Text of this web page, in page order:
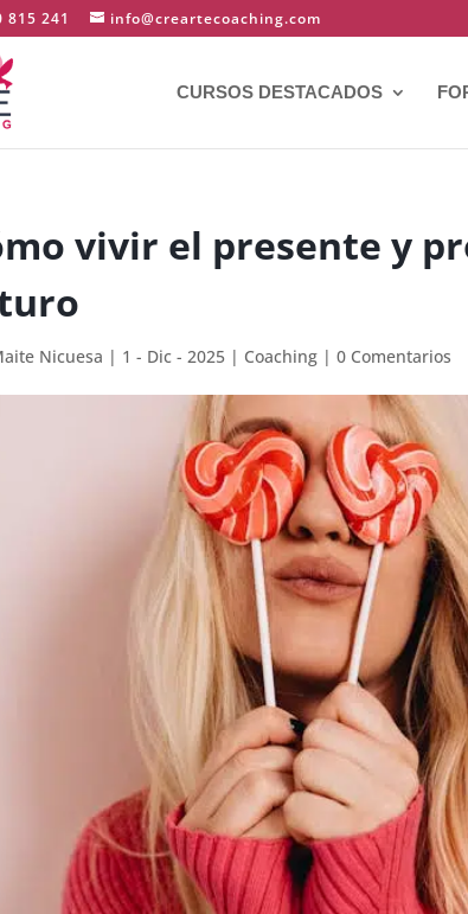
815 241 info@creartecoaching.com
CURSOS DESTACADOS
vivir el presente y
Nicuesa | 1 - Dic - 2025 | Coaching |0 Comentarios